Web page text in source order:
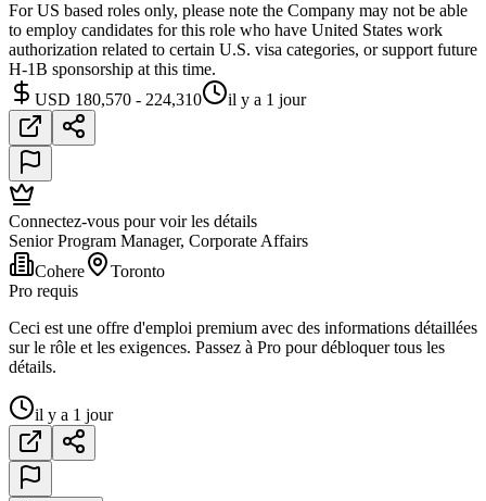
For US based roles only, please note the Company may not be able
to employ candidates for this role who have United States work
authorization related to certain U.S. visa categories, or support future
H-1B sponsorship at this time.
USD 180,570 - 224,310
il y a 1 jour
Connectez-vous pour voir les détails
Senior Program Manager, Corporate Affairs
Cohere
Toronto
Pro requis
Ceci est une offre d'emploi premium avec des informations détaillées
sur le rôle et les exigences. Passez à Pro pour débloquer tous les
détails.
il y a 1 jour